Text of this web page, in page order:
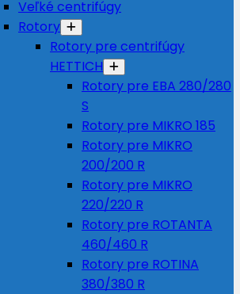
Veľké centrifúgy
Rotory
Rotory pre centrifúgy
HETTICH
Rotory pre EBA 280/280
S
Rotory pre MIKRO 185
Rotory pre MIKRO
200/200 R
Rotory pre MIKRO
220/220 R
Rotory pre ROTANTA
460/460 R
Rotory pre ROTINA
380/380 R